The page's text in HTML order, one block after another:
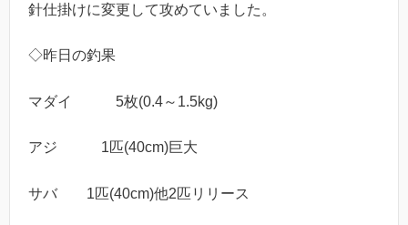
針仕掛けに変更して攻めていました。
◇昨日の釣果
マダイ 5枚(0.4～1.5kg)
アジ 1匹(40cm)巨大
サバ 1匹(40cm)他2匹リリース